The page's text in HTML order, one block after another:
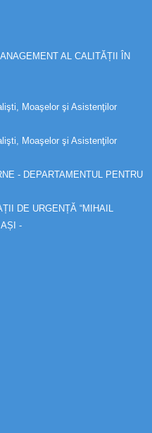
AL CALITĂȚII ÎN
Moaşelor şi Asistenţilor
Moaşelor şi Asistenţilor
- DEPARTAMENTUL PENTRU
DE URGENȚĂ “MIHAIL
-